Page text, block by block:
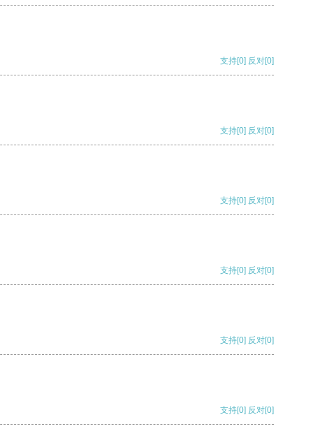
支持[0] 反对[0]
支持[0] 反对[0]
支持[0] 反对[0]
支持[0] 反对[0]
支持[0] 反对[0]
支持[0] 反对[0]